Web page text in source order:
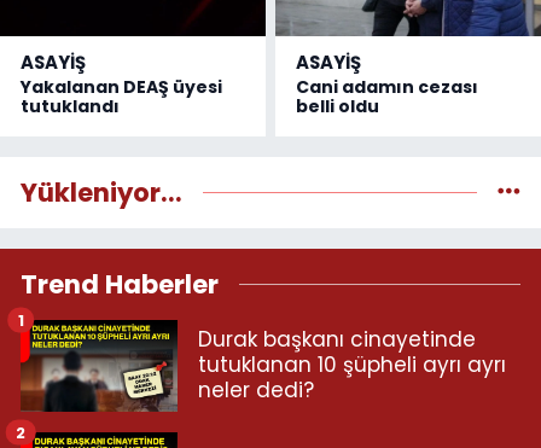
ASAYİŞ
Yakalanan DEAŞ üyesi
tutuklandı
ASAYİŞ
Cani adamın cezası
belli oldu
Yükleniyor...
Trend Haberler
Durak başkanı cinayetinde
tutuklanan 10 şüpheli ayrı ayrı
neler dedi?
1
2